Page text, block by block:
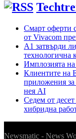
Смарт оферти
от Vivacom
А1 затвърди
технологична
Имплозията
Клиентите на
приложения за
нея AI
Седем от
хибридна
Newsmatic - News